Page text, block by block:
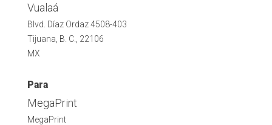
Vualaá
Blvd. Díaz Ordaz 4508-403
Tijuana, B. C., 22106
MX
Para
MegaPrint
MegaPrint